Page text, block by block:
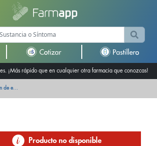
¡Más rápido que en cualquier otra farmacia que conozcas!
Producto no disponible